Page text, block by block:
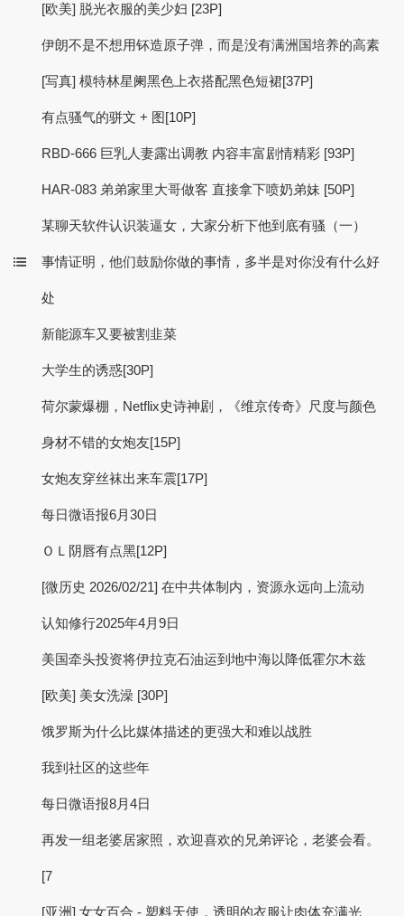
[欧美] 脱光衣服的美少妇 [23P]
伊朗不是不想用钚造原子弹，而是没有满洲国培养的高素
[写真] 模特林星阑黑色上衣搭配黑色短裙[37P]
有点骚气的骈文 + 图[10P]
RBD-666 巨乳人妻露出调教 内容丰富剧情精彩 [93P]
HAR-083 弟弟家里大哥做客 直接拿下喷奶弟妹 [50P]
某聊天软件认识装逼女，大家分析下他到底有骚（一）
事情证明，他们鼓励你做的事情，多半是对你没有什么好
处
新能源车又要被割韭菜
大学生的诱惑[30P]
荷尔蒙爆棚，Netflix史诗神剧，《维京传奇》尺度与颜色
身材不错的女炮友[15P]
女炮友穿丝袜出来车震[17P]
每日微语报6月30日
ＯＬ阴唇有点黑[12P]
[微历史 2026/02/21] 在中共体制内，资源永远向上流动
认知修行2025年4月9日
美国牵头投资将伊拉克石油运到地中海以降低霍尔木兹
[欧美] 美女洗澡 [30P]
饿罗斯为什么比媒体描述的更强大和难以战胜
我到社区的这些年
每日微语报8月4日
再发一组老婆居家照，欢迎喜欢的兄弟评论，老婆会看。
[7
[亚洲] 女女百合 - 塑料天使，透明的衣服让肉体充满光